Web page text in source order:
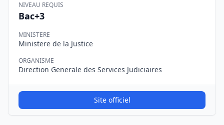
NIVEAU REQUIS
Bac+3
MINISTERE
Ministere de la Justice
ORGANISME
Direction Generale des Services Judiciaires
Site officiel